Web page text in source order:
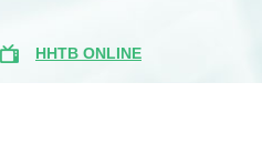
ННТВ ONLINE